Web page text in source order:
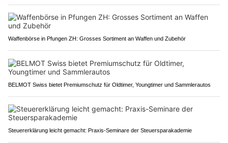
Waffenbörse in Pfungen ZH: Grosses Sortiment an Waffen und Zubehör
BELMOT Swiss bietet Premiumschutz für Oldtimer, Youngtimer und Sammlerautos
Steuererklärung leicht gemacht: Praxis-Seminare der Steuersparakademie